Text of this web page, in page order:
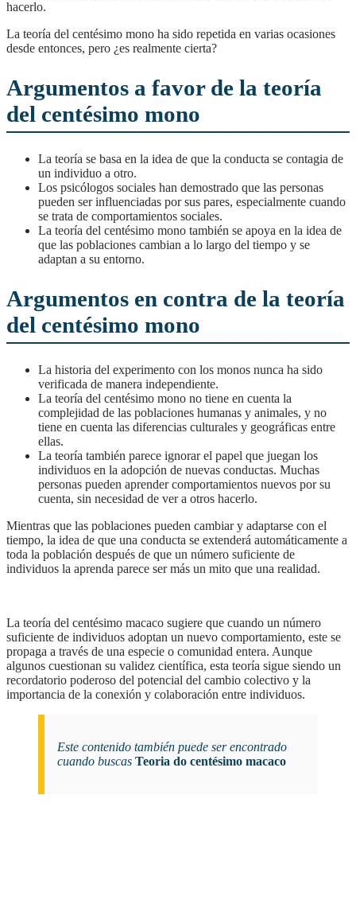
hacerlo.
La teoría del centésimo mono ha sido repetida en varias ocasiones
desde entonces, pero ¿es realmente cierta?
Argumentos a favor de la teoría
del centésimo mono
La teoría se basa en la idea de que la conducta se contagia de
un individuo a otro.
Los psicólogos sociales han demostrado que las personas
pueden ser influenciadas por sus pares, especialmente cuando
se trata de comportamientos sociales.
La teoría del centésimo mono también se apoya en la idea de
que las poblaciones cambian a lo largo del tiempo y se
adaptan a su entorno.
Argumentos en contra de la teoría
del centésimo mono
La historia del experimento con los monos nunca ha sido
verificada de manera independiente.
La teoría del centésimo mono no tiene en cuenta la
complejidad de las poblaciones humanas y animales, y no
tiene en cuenta las diferencias culturales y geográficas entre
ellas.
La teoría también parece ignorar el papel que juegan los
individuos en la adopción de nuevas conductas. Muchas
personas pueden aprender comportamientos nuevos por su
cuenta, sin necesidad de ver a otros hacerlo.
Mientras que las poblaciones pueden cambiar y adaptarse con el
tiempo, la idea de que una conducta se extenderá automáticamente a
toda la población después de que un número suficiente de
individuos la aprenda parece ser más un mito que una realidad.
la teoría del centésimo macaco sugiere que cuando un número
suficiente de individuos adoptan un nuevo comportamiento, este se
propaga a través de una especie o comunidad entera. Aunque
algunos cuestionan su validez científica, esta teoría sigue siendo un
recordatorio poderoso del potencial del cambio colectivo y la
importancia de la conexión y colaboración entre individuos.
Este contenido también puede ser encontrado
cuando buscas Teoria do centésimo macaco